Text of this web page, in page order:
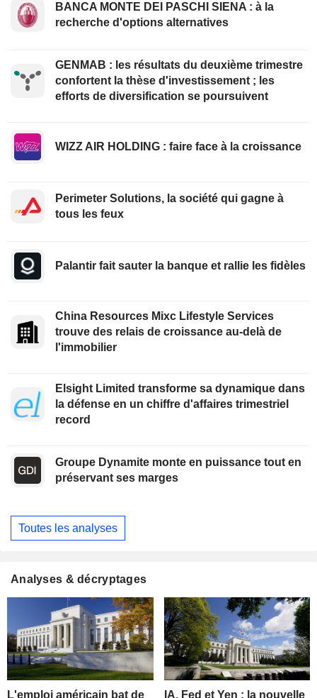
BANCA MONTE DEI PASCHI SIENA : à la
recherche d'options alternatives
GENMAB : les résultats du deuxième trimestre
confortent la thèse d'investissement ; les
efforts de diversification se poursuivent
WIZZ AIR HOLDING : faire face à la croissance
Perimeter Solutions, la société qui gagne à
tous les feux
Palantir fait sauter la banque et rallie les fidèles
China Resources Mixc Lifestyle Services
trouve des relais de croissance au-delà de
l'immobilier
Elsight Limited transforme sa dynamique dans
la défense en un chiffre d'affaires trimestriel
record
Groupe Dynamite monte en puissance tout en
préservant ses marges
Toutes les analyses
Analyses & décryptages
L'emploi américain bat de IA, Fed et Yen : la nouvelle